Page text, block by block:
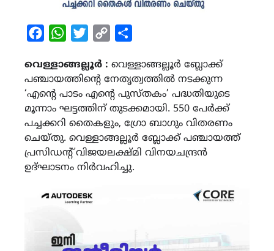
FacebookWhatsAppTwitterCopy
വെള്ളാങ്ങല്ലൂര്‍ : വെള്ളാങ്ങല്ലൂര്‍ ബ്ലോക്ക്
പഞ്ചായത്തിന്‍റെ നേതൃത്വത്തില്‍ നടക്കുന്ന
‘എന്‍റെ പാടം എന്‍റെ പുസ്തകം’ പദ്ധതിയുടെ
മൂന്നാം ഘട്ടത്തിന് തുടക്കമായി. 550 പേര്‍ക്ക്
പച്ചക്കറി തൈകളും, ഗ്രോ ബാഗും വിതരണം
ചെയ്തു. വെള്ളാങ്ങല്ലൂര്‍ ബ്ലോക്ക് പഞ്ചായത്ത്
പ്രസിഡന്റ് വിജയലക്ഷ്മി വിനയചന്ദ്രന്‍
ഉദ്ഘാടനം നിര്‍വഹിച്ചു.